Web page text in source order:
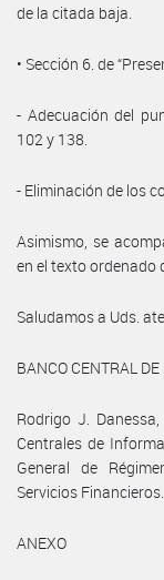
de la citada baja.
• Sección 6. de
- Adecuación del
102 y 138.
- Eliminación de los
Asimismo, se
en el texto ordenado
Saludamos a Uds.
BANCO CENTRAL
Rodrigo J.
Centrales de
General de
Servicios Financieros.
ANEXO